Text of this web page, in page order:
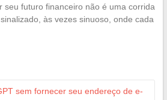
seu futuro financeiro não é uma corrida
às vezes sinuoso, onde cada
sem fornecer seu endereço de e-